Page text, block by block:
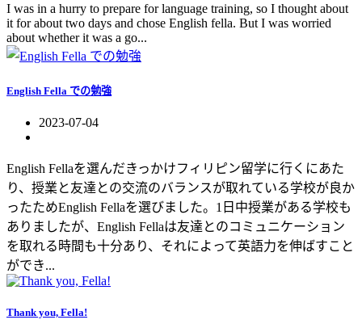
I was in a hurry to prepare for language training, so I thought about
it for about two days and chose English fella. But I was worried
about whether it was a go...
English Fella での勉強
2023-07-04
English Fellaを選んだきっかけフィリピン留学に行くにあた
り、授業と友達との交流のバランスが取れている学校が良か
ったためEnglish Fellaを選びました。1日中授業がある学校も
ありましたが、English Fellaは友達とのコミュニケーション
を取れる時間も十分あり、それによって英語力を伸ばすこと
ができ...
Thank you, Fella!